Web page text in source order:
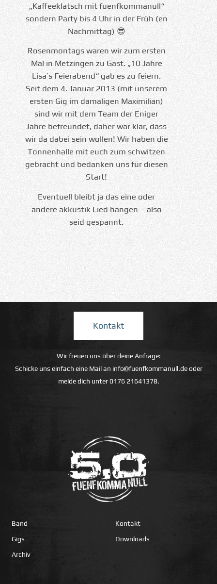
„Kaffeeklatsch mit fuenfkommanull“
sondern Party bis 4 Uhr in der Früh (en
Nachmittag) 😎
Rosenmontags waren wir zum ersten
Mal in Metzingen zu Gast. „10 Jahre
Lisa’s Feierabend“ gab es zu feiern.
Seit dem 4. Januar 2013 (mit unserem
ersten Gig im damaligen Maximilian)
sind wir mit dem Team der Eniger
Jahre befreundet, daher war klar, dass
wir da dabei sein wollen! Wir haben die
Tonnenhalle mit euch zum schwitzen
gebracht und bedanken uns für diesen
Start!
Eventuell bleibt ja das eine oder
andere akkustik Lied hängen – also
seid gespannt.
Kontakt
Wir freuen uns über deine Anfrage:
Schicke uns einfach eine Mail an info@fuenfkommanull.deoder
melde dich unter0176 21641378.
Band
Gigs
Archiv
Kontakt
Downloads